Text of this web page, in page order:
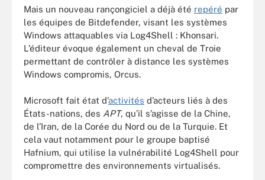
Mais un nouveau rançongiciel a déjà été repéré par
les équipes de Bitdefender, visant les systèmes
Windows attaquables via Log4Shell : Khonsari.
L’éditeur évoque également un cheval de Troie
permettant de contrôler à distance les systèmes
Windows compromis, Orcus.
Microsoft fait état d’activités d’acteurs liés à des
États-nations, des APT, qu’il s’agisse de la Chine,
de l’Iran, de la Corée du Nord ou de la Turquie. Et
cela vaut notamment pour le groupe baptisé
Hafnium, qui utilise la vulnérabilité Log4Shell pour
compromettre des environnements virtualisés.